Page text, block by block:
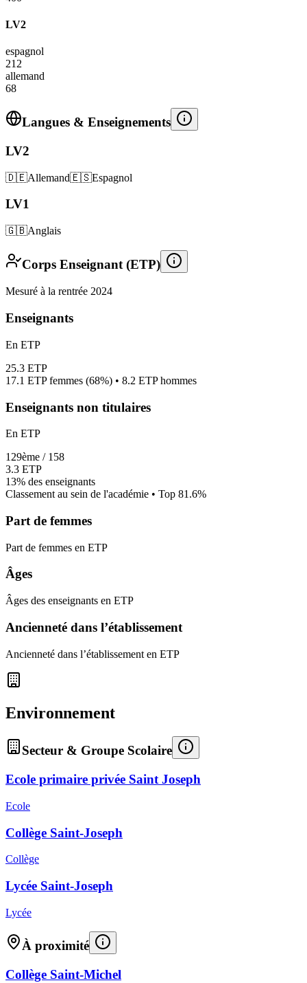
LV2
espagnol
212
allemand
68
Langues & Enseignements
LV2
🇩🇪Allemand🇪🇸Espagnol
LV1
🇬🇧Anglais
Corps Enseignant (ETP)
Mesuré à la rentrée 2024
Enseignants
En ETP
25.3 ETP
17.1 ETP femmes (68%) • 8.2 ETP hommes
Enseignants non titulaires
En ETP
129ème / 158
3.3 ETP
13% des enseignants
Classement au sein de l'académie • Top 81.6%
Part de femmes
Part de femmes en ETP
Âges
Âges des enseignants en ETP
Ancienneté dans l’établissement
Ancienneté dans l’établissement en ETP
Environnement
Secteur & Groupe Scolaire
Ecole primaire privée Saint Joseph
Ecole
Collège Saint-Joseph
Collège
Lycée Saint-Joseph
Lycée
À proximité
Collège Saint-Michel